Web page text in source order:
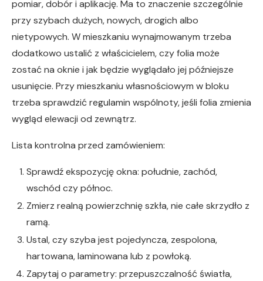
pomiar, dobór i aplikację. Ma to znaczenie szczególnie
przy szybach dużych, nowych, drogich albo
nietypowych. W mieszkaniu wynajmowanym trzeba
dodatkowo ustalić z właścicielem, czy folia może
zostać na oknie i jak będzie wyglądało jej późniejsze
usunięcie. Przy mieszkaniu własnościowym w bloku
trzeba sprawdzić regulamin wspólnoty, jeśli folia zmienia
wygląd elewacji od zewnątrz.
Lista kontrolna przed zamówieniem:
Sprawdź ekspozycję okna: południe, zachód,
wschód czy północ.
Zmierz realną powierzchnię szkła, nie całe skrzydło z
ramą.
Ustal, czy szyba jest pojedyncza, zespolona,
hartowana, laminowana lub z powłoką.
Zapytaj o parametry: przepuszczalność światła,